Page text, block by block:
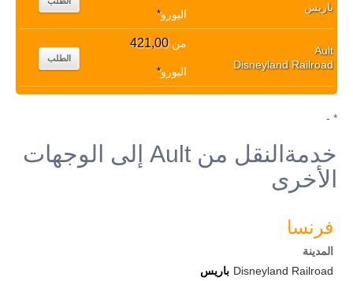
باريس
اليورو*
Ault
Disneyland Railroad
من421,00
اليورو*
الطلب
* -
خدمةالنقل من Ault إلى الوجهات
الأخرى
فرنسا
المدينة
Disneyland Railroad باريس